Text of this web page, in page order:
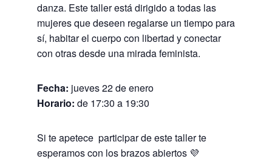
danza. Este taller está dirigido a todas las
mujeres que deseen regalarse un tiempo para
sí, habitar el cuerpo con libertad y conectar
con otras desde una mirada feminista.
Fecha: jueves 22 de enero
Horario: de 17:30 a 19:30
Si te apetece participar de este taller te
esperamos con los brazos abiertos 💜